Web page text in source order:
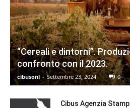
“Cereali e dintorni”.
confronto con il 2023.
cibusonl - Settembre 23, 2024 0
Cibus Agenzia